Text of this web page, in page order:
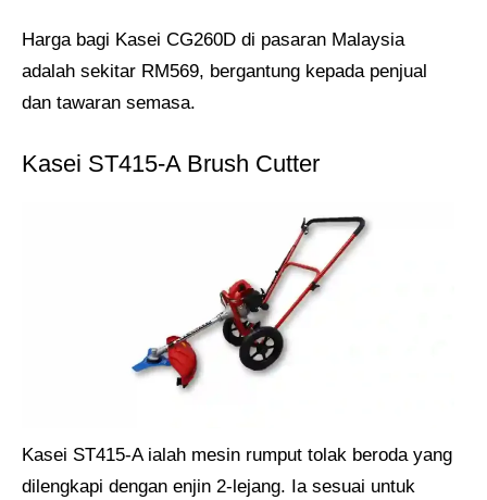
Harga bagi Kasei CG260D di pasaran Malaysia
adalah sekitar RM569, bergantung kepada penjual
dan tawaran semasa.
Kasei ST415-A Brush Cutter
Kasei ST415-A ialah mesin rumput tolak beroda yang
dilengkapi dengan enjin 2-lejang. Ia sesuai untuk